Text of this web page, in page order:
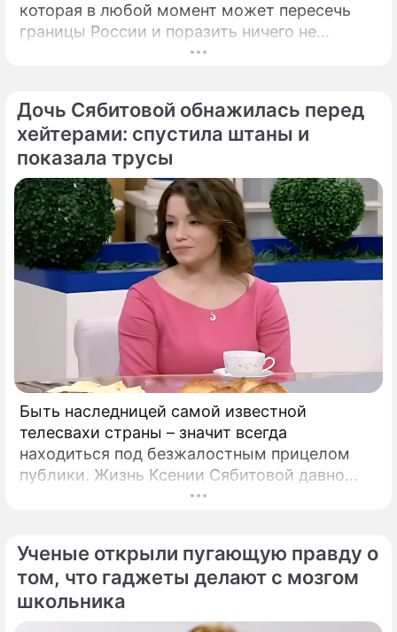
которая в любой момент может пересечь
границы России и поразить ничего не
подозревающих граждан. Россию
и смертоносный вирус Бурбон.
Дочь Сябитовой обнажилась перед
хейтерами: спустила штаны и
показала трусы
Быть наследницей самой известной
телесвахи страны – значит всегда
находиться под безжалостным прицелом
публики. Жизнь Ксении Сябитовой давно
рассматривают под мощной лупой.
Ученые открыли пугающую правду о
том, что гаджеты делают с мозгом
школьника